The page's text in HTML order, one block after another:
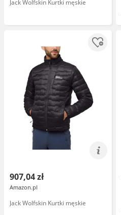
Jack Wolfskin Kurtki męskie
907,04 zł
Amazon.pl
Jack Wolfskin Kurtki męskie